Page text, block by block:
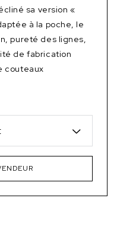
sa version «
à la poche, le
pureté des lignes,
de fabrication
couteaux